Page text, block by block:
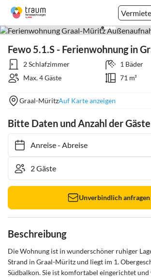
Fewo 5.1.S - Ferienwohnung in
2 Schlafzimmer
1 Bäder
Max. 4 Gäste
71 m²
Graal-MüritzAuf Karte anzeigen
Bitte Daten und Anzahl der
Anreise- Abreise
Unverbindlich anfragen
Beschreibung
Die Wohnung ist in wunderschöner ruhiger
Strand in Graal-Müritz und liegt im 1.
Südbalkon. Sie ist komfortabel eingerichtet